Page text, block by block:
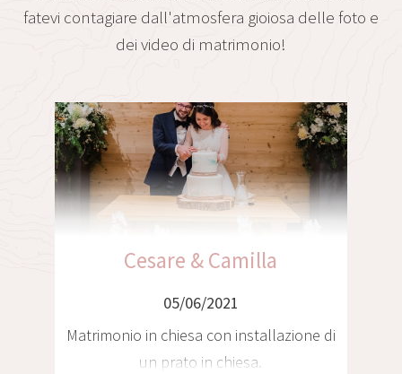
fatevi contagiare dall'atmosfera gioiosa delle foto e
dei video di matrimonio!
Christian & Franziska
05/06/2021
Matrimonio Tirolese in chalet con
trasferimento in elicottero a Venezia e